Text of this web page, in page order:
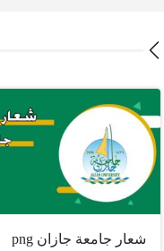
شعار جامعة جازان png